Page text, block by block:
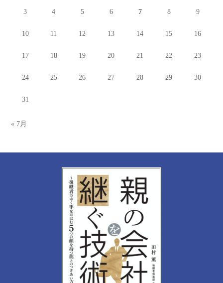
3 4 5 6 7 8 9
10 11 12 13 14 15 16
17 18 19 20 21 22 23
24 25 26 27 28 29 30
31
« 7月